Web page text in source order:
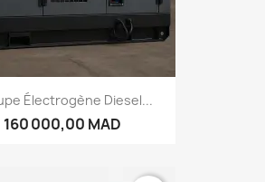
Électrogène Diesel...
160 000,00 MAD